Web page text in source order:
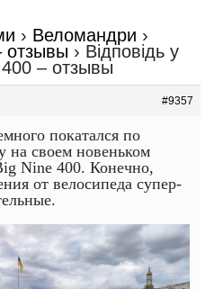
› Веломандри ›
отзывы › Відповідь у
– отзывы
#9357
покатался по
на своем новеньком
Nine 400. Конечно,
от велосипеда супер-